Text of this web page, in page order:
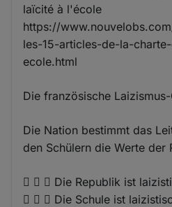
laïcité à l'école
https://
les-15-articles-de-la-
ecole.html
Die französische
Die Nation bestimmt das
den Schülern die Werte der
   Die Republik ist
   Die Schule ist